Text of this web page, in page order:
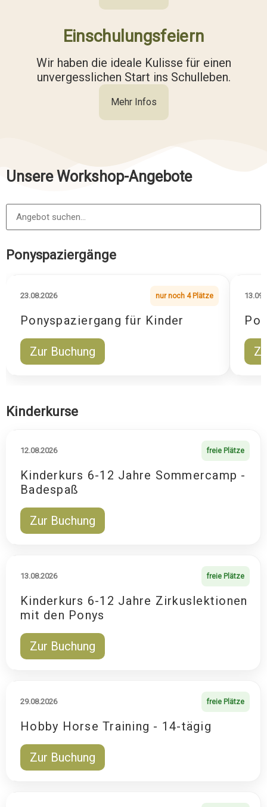
Einschulungsfeiern
Wir haben die ideale Kulisse für einen
unvergesslichen Start ins Schulleben.
Mehr Infos
Unsere Workshop-Angebote
Ponyspaziergänge
23.08.2026 nur noch 4 Plätze
Ponyspaziergang für Kinder
Zur Buchung
Kinderkurse
12.08.2026 freie Plätze
Kinderkurs 6-12 Jahre Sommercamp -
Badespaß
Zur Buchung
13.08.2026 freie Plätze
Kinderkurs 6-12 Jahre Zirkuslektionen
mit den Ponys
Zur Buchung
29.08.2026 freie Plätze
Hobby Horse Training - 14-tägig
Zur Buchung